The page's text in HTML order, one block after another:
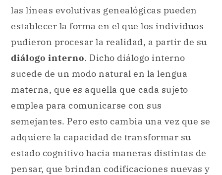
las líneas evolutivas genealógicas pueden
establecer la forma en el que los individuos
pudieron procesar la realidad, a partir de su
diálogo interno. Dicho diálogo interno
sucede de un modo natural en la lengua
materna, que es aquella que cada sujeto
emplea para comunicarse con sus
semejantes. Pero esto cambia una vez que se
adquiere la capacidad de transformar su
estado cognitivo hacia maneras distintas de
pensar, que brindan codificaciones nuevas y